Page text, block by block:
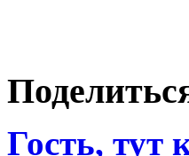
Гость, тут